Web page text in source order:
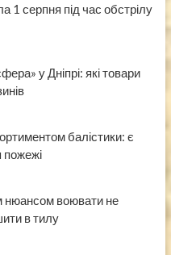
1 серпня під час обстрілу
у Дніпрі: які товари
балістики: є
пожежі
нюансом воювати не
в тилу